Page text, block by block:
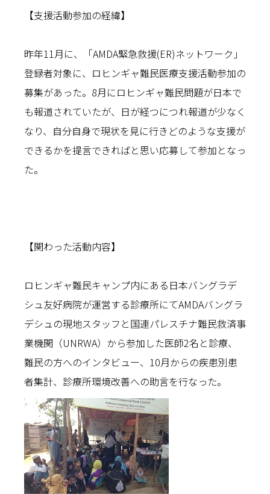
【支援活動参加の経緯】
昨年11月に、「AMDA緊急救援(ER)ネットワーク」
登録者対象に、ロヒンギャ難民医療支援活動参加の
募集があった。8月にロヒンギャ難民問題が日本で
も報道されていたが、日が経つにつれ報道が少なく
なり、自分自身で現状を見に行きどのような支援が
できるかを提言できればと思い応募して参加となっ
た。
【関わった活動内容】
ロヒンギャ難民キャンプ内にある日本バングラデ
シュ友好病院が運営する診療所にてAMDAバングラ
デシュの現地スタッフと国連パレスチナ難民救済事
業機関（UNRWA）から参加した医師2名と診療、
難民の方へのインタビュー、10月からの疾患別患
者集計、診療所環境改善への助言を行なった。